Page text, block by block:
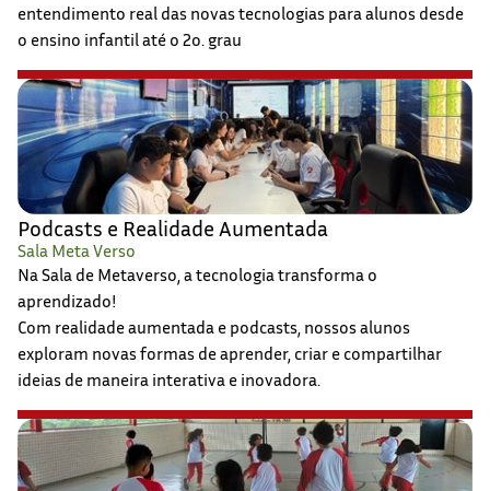
entendimento real das novas tecnologias para alunos desde
o ensino infantil até o 2o. grau
Podcasts e Realidade Aumentada
Sala Meta Verso
Na Sala de Metaverso, a tecnologia transforma o
aprendizado!
Com realidade aumentada e podcasts, nossos alunos
exploram novas formas de aprender, criar e compartilhar
ideias de maneira interativa e inovadora.